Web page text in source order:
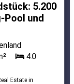
5.200
Pool und
4.0
Estate in